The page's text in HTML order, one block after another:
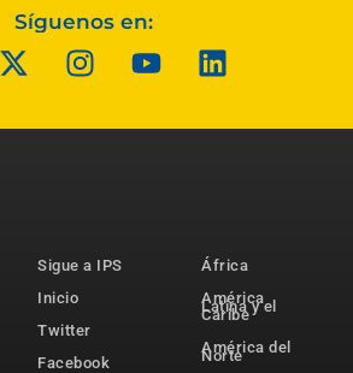
Síguenos en:
Sigue a IPS
Inicio
Twitter
Facebook
África
América
Latina y el
Caribe
América del
Norte